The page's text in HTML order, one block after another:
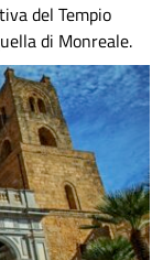
del Tempio
di Monreale.